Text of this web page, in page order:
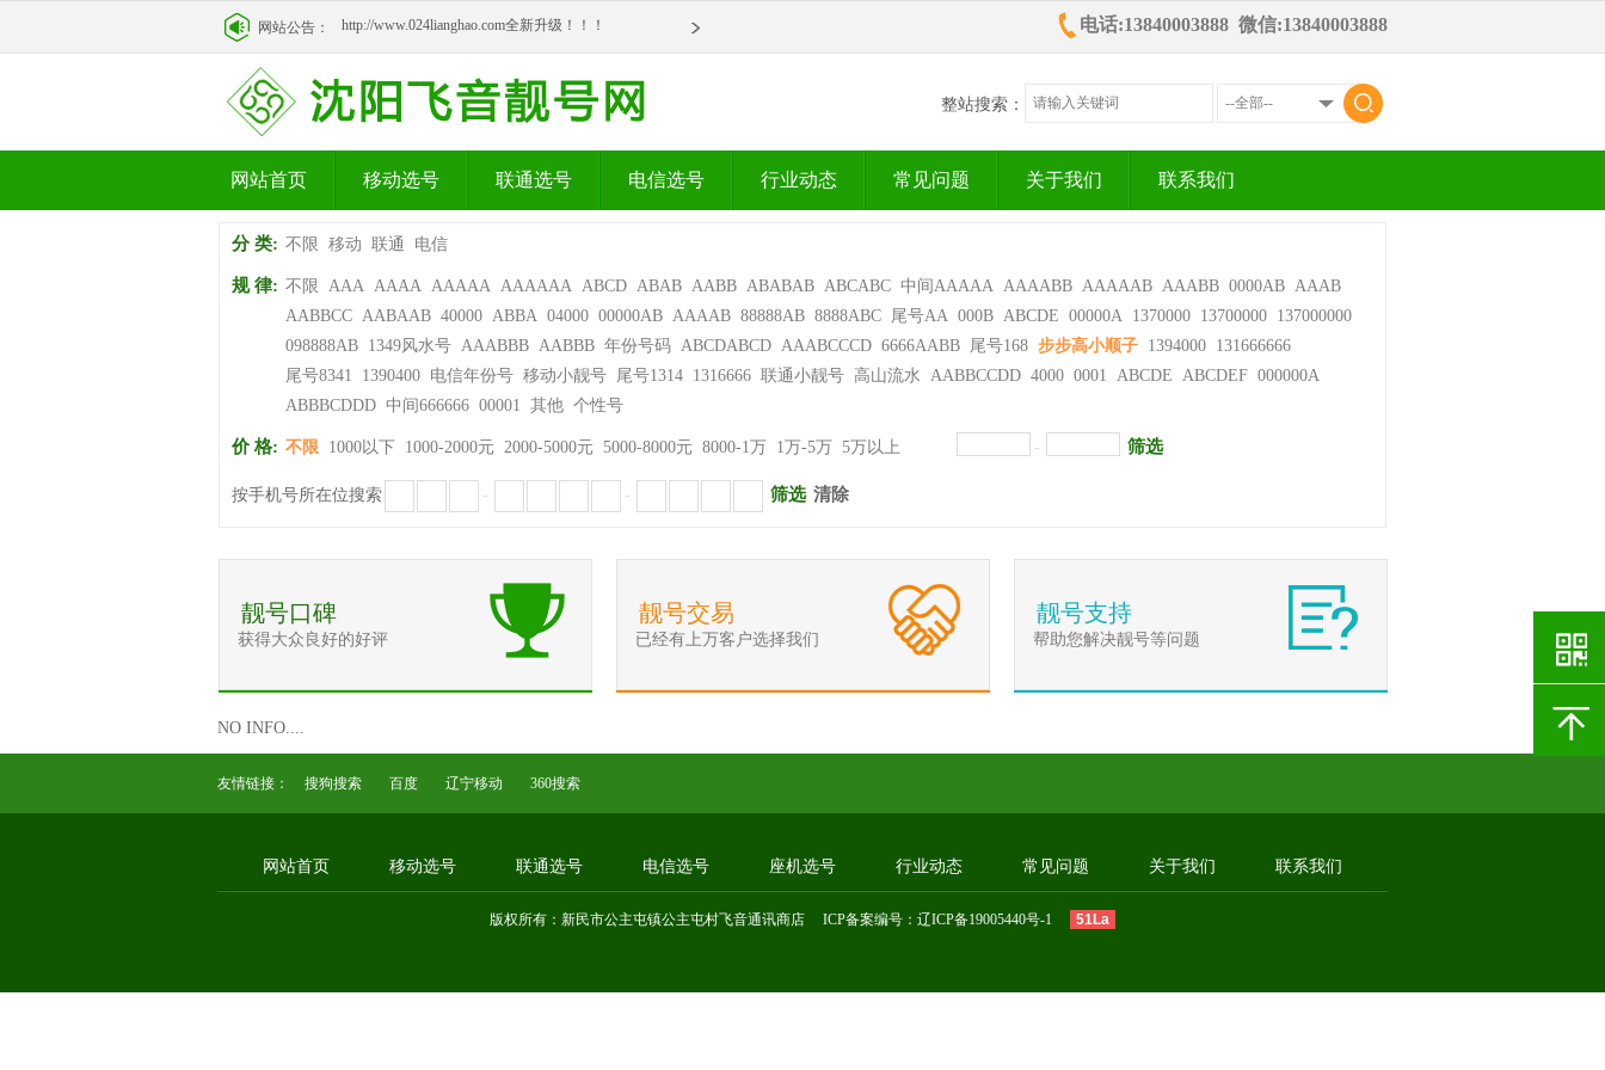
网站公告： http://www.024lianghao.com全新升级！！！ 电话:13840003888 微信:13840003888
整站搜索：
网站首页 移动选号 联通选号 电信选号 行业动态 常见问题 关于我们 联系我们
分 类: 不限 移动 联通 电信
规 律: 不限 AAA AAAA AAAAA AAAAAA ABCD ABAB AABB ABABAB ABCABC 中间AAAAA AAAABB AAAAAB AAABB 0000AB AAAB
AABBCC AABAAB 40000 ABBA 04000 00000AB AAAAB 88888AB 8888ABC 尾号AA 000B ABCDE 00000A 1370000 13700000 137000000
098888AB 1349风水号 AAABBB AABBB 年份号码 ABCDABCD AAABCCCD 6666AABB 尾号168 步步高小顺子 1394000 131666666
尾号8341
1390400 电信年份号 移动小靓号 尾号1314 1316666 联通小靓号 高山流水 AABBCCDD 4000 0001 ABCDE ABCDEF 000000A
ABBBCDDD 中间666666 00001 其他 个性号
价 格: 不限 1000以下 1000-2000元 2000-5000元 5000-8000元 8000-1万 1万-5万 5万以上 - 筛选
按手机号所在位搜索 - - 筛选 清除
靓号口碑
获得大众良好的好评
靓号交易
已经有上万客户选择我们
靓号支持
帮助您解决靓号等问题
NO INFO....
友情链接： 搜狗搜索 百度 辽宁移动 360搜索
网站首页 移动选号 联通选号 电信选号 座机选号 行业动态 常见问题 关于我们 联系我们
版权所有：新民市公主屯镇公主屯村飞音通讯商店 ICP备案编号： 辽ICP备19005440号-1 51La